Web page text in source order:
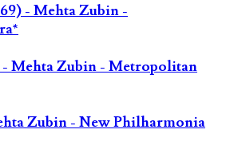
- Mehta Zubin -
- Mehta Zubin - Metropolitan
Zubin - New Philharmonia